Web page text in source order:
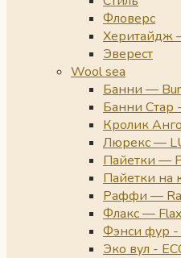
Фловерс
Херитайдж
Эверест
Wool sea
Банни —
Банни Стар
Кролик
Люрекс —
Пайетки —
Пайетки на
Раффи —
Флакс — Flax
Фэнси фур -
Эко вул -